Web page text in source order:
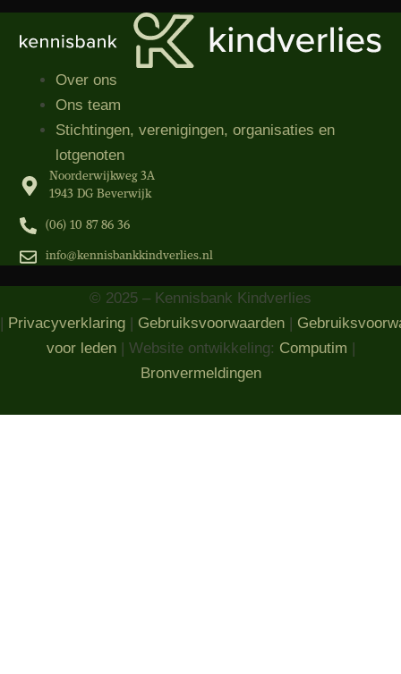
Over ons
Ons team
Stichtingen, verenigingen, organisaties​ en
lotgenoten
Noorderwijkweg 3A
1943 DG Beverwijk
(06) 10 87 86 36‬
info@kennisbankkindverlies.nl
© 2025 – Kennisbank Kindverlies
| Privacyverklaring | Gebruiksvoorwaarden |
voor leden| Website ontwikkeling: Computim |
Bronvermeldingen